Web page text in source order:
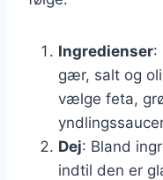
Ingredienser:
gær, salt og
vælge feta,
Dej: Bland
indtil den er